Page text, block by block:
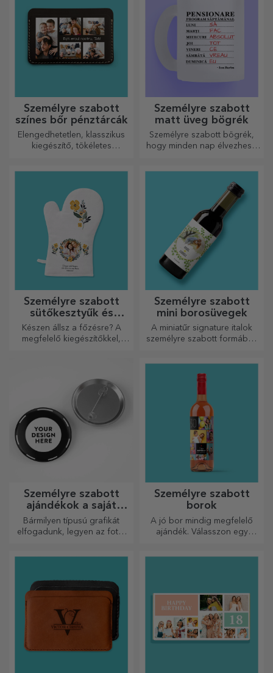
Személyre szabott
színes bőr pénztárcák
Elengedhetetlen, klasszikus
kiegészítő, tökéletes
Személyre szabott
matt üveg bögrék
Személyre szabott bögrék,
hogy minden nap élvezhesd
Személyre szabott
sütőkesztyűk és
konyhai kiegészítők
Készen állsz a főzésre? A
megfelelő kiegészítőkkel,
munkád.
Személyre szabott
mini borosüvegek
A miniatűr signature italok
személyre szabott formában
Személyre szabott
ajándékok a saját
grafikáiddal
Bármilyen típusú grafikát
elfogadunk, legyen az fotó,
Személyre szabott
borok
A jó bor mindig megfelelő
ajándék. Válasszon egy